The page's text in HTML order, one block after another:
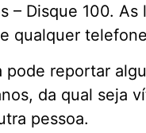
– Disque 100.
qualquer
pode reportar
da qual seja
pessoa.